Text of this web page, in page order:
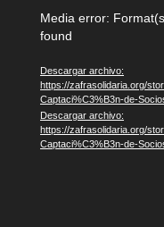
Reproductor
de
vídeo
Media error:
found
Descargar archivo:
https://zafrasolidaria.org/
Captaci%C3%B3n-de-
Descargar archivo:
https://zafrasolidaria.org/
Captaci%C3%B3n-de-